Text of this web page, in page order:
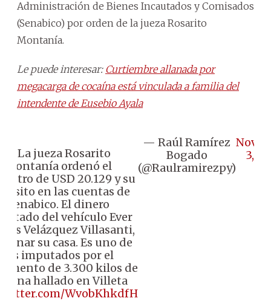
Administración de Bienes Incautados y Comisados
(Senabico) por orden de la jueza Rosarito
Montanía.
Le puede interesar: Curtiembre allanada por
megacarga de cocaína está vinculada a familia del
intendente de Eusebio Ayala
🔹️La jueza Rosarito
Montanía ordenó el
de USD 20.129 y su
en las cuentas de
Senabico. El dinero
del vehículo Ever
Velázquez Villasanti,
su casa. Es uno de
los imputados por el
de 3.300 kilos de
hallado en Villeta
WvobKhkdfH
— Raúl Ramírez
Bogado
(@Raulramirezpy)
3,